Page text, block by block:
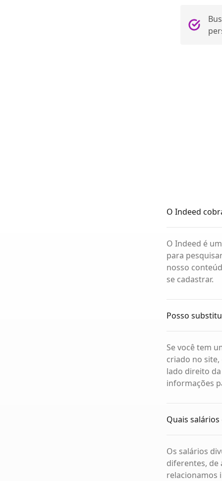
O Indeed
O Indeed é
para
nosso
se cadastrar.
Posso
Se você tem
criado no
lado direito
informações
Quais
Os salários
diferentes, de
relacionamos